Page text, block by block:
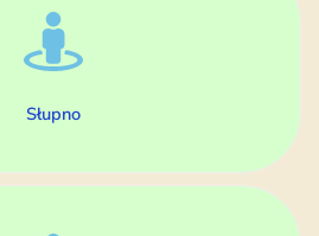
Słupno